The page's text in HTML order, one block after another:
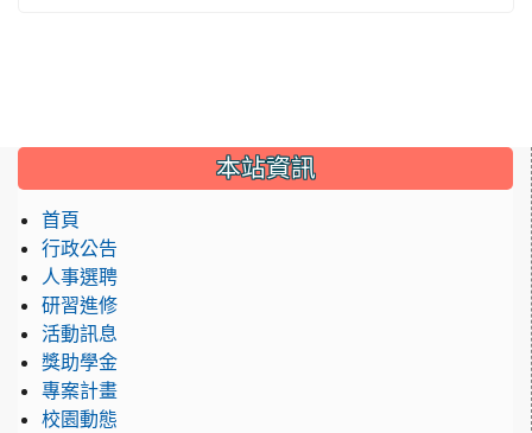
::: 本站資訊
首頁
行政公告
人事選聘
研習進修
活動訊息
獎助學金
專案計畫
校園動態